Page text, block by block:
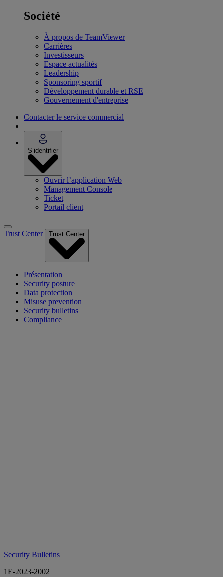
Société
À propos de TeamViewer
Carrières
Investisseurs
Espace actualités
Leadership
Sponsoring sportif
Développement durable et RSE
Gouvernement d'entreprise
Contacter le service commercial
S’identifier
Ouvrir l’application Web
Management Console
Ticket
Portail client
Trust Center Trust Center
Présentation
Security posture
Data protection
Misuse prevention
Security bulletins
Compliance
Security Bulletins
1E-2023-2002